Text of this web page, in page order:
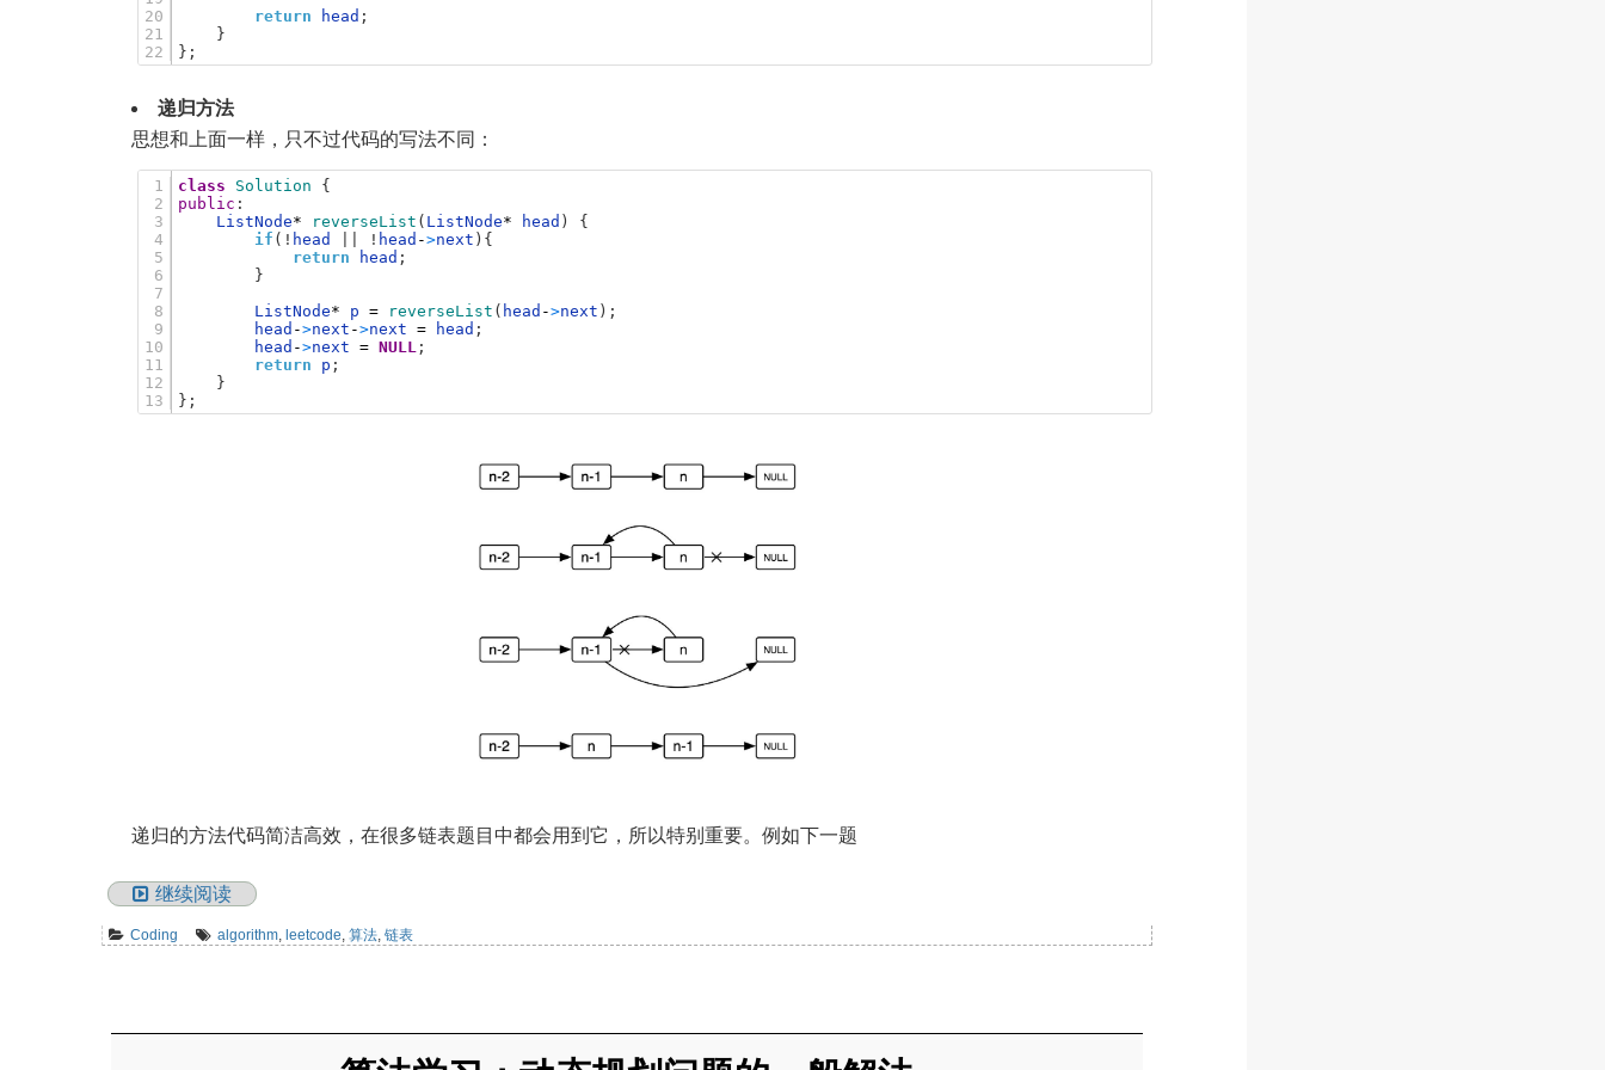
20
21
22
return
head ;
}
} ;
递归方法
思想和上面一样，只不过代码的写法不同：
1
2
3
4
5
6
7
8
9
10
11
12
13
class Solution
{
public :
ListNode* reverseList ( ListNode* head )
{
if ( ! head ! head ->next ) {
return
head ;
}
ListNode* p = reverseList ( head ->next ) ;
head ->next ->next = head ;
head ->next = NULL;
return
p ;
}
} ;
递归的方法代码简洁高效，在很多链表题目中都会用到它，所以特别重要。例如下一题
继续阅读
Coding algorithm, leetcode 算法, 链表